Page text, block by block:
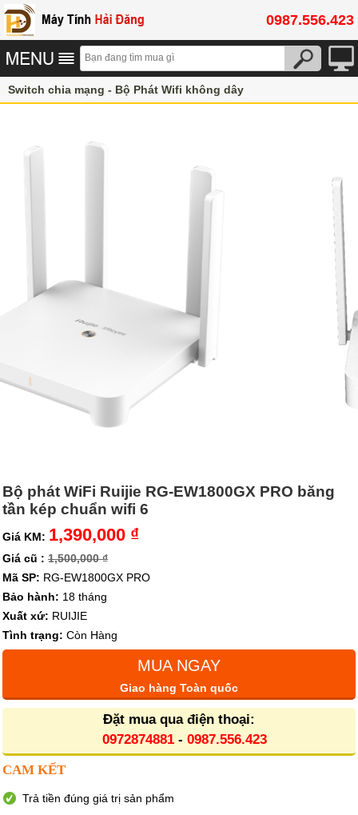
0987.556.423
Switch chia mạng - Bộ Phát Wifi không dây
Bộ phát WiFi Ruijie RG-EW1800GX PRO băng
tần kép chuẩn wifi 6
Giá KM: 1,390,000 ₫
Giá cũ : 1,500,000 ₫
Mã SP: RG-EW1800GX PRO
Bảo hành: 18 tháng
Xuất xứ: RUIJIE
Tình trạng: Còn Hàng
MUA NGAY
Giao hàng Toàn quốc
Đặt mua qua điện thoại:
0972874881- 0987.556.423
CAM KẾT
Trả tiền đúng giá trị sản phẩm